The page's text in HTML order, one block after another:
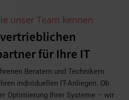
unser Team kennen
für Ihre IT
Beratern und Technikern
individuellen IT-Anliegen. Ob
Optimierung Ihrer Systeme – wir